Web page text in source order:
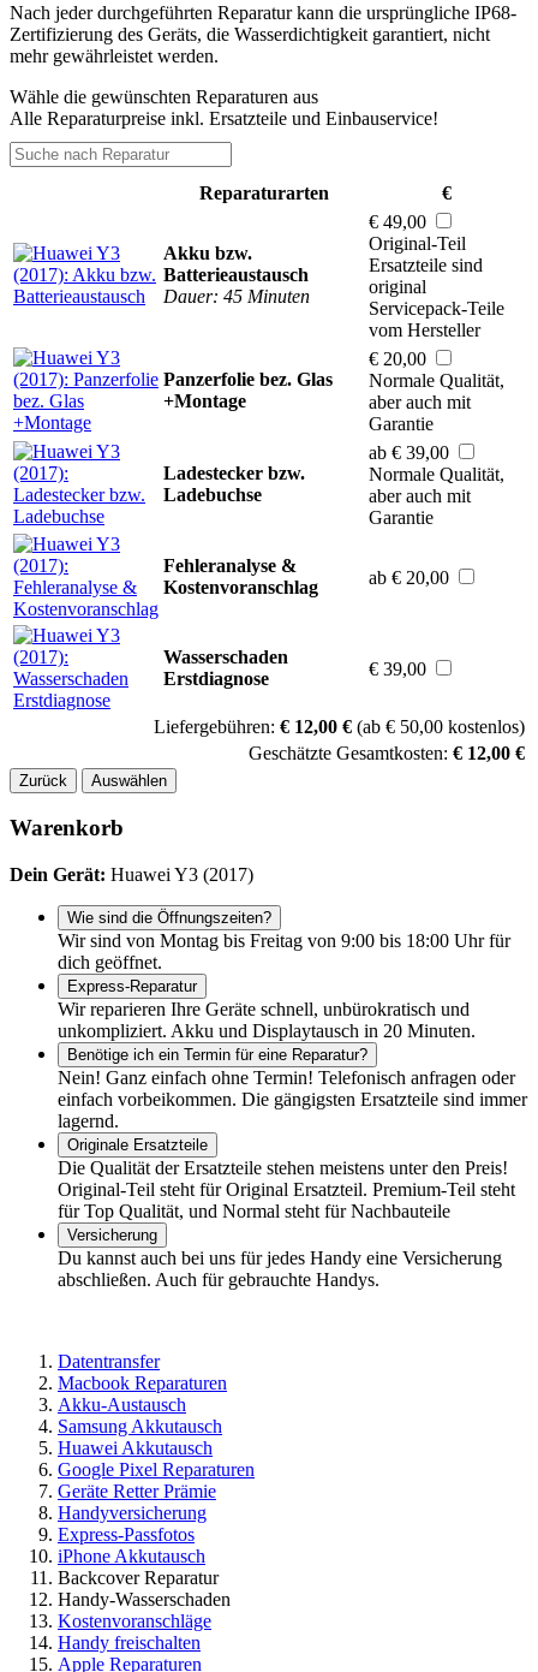
Nach jeder durchgeführten Reparatur kann die ursprüngliche IP68-
Zertifizierung des Geräts, die Wasserdichtigkeit garantiert, nicht
mehr gewährleistet werden.
Wähle die gewünschten Reparaturen aus
Alle Reparaturpreise inkl. Ersatzteile und Einbauservice!
Reparaturarten €
Akku bzw.
Batterieaustausch
Dauer: 45 Minuten
€ 49,00
Original-Teil
Ersatzteile sind
original
Servicepack-Teile
vom Hersteller
Panzerfolie bez. Glas
+Montage
€ 20,00
Normale Qualität,
aber auch mit
Garantie
Ladestecker bzw.
Ladebuchse
ab € 39,00
Normale Qualität,
aber auch mit
Garantie
Fehleranalyse &
Kostenvoranschlag
ab € 20,00
Wasserschaden
Erstdiagnose
€ 39,00
Liefergebühren: € 12,00 € (ab € 50,00 kostenlos)
Geschätzte Gesamtkosten: € 12,00 €
Zurück Auswählen
Warenkorb
Dein Gerät: Huawei Y3 (2017)
Wie sind die Öffnungszeiten?
Wir sind von Montag bis Freitag von 9:00 bis 18:00 Uhr für
dich geöffnet.
Express-Reparatur
Wir reparieren Ihre Geräte schnell, unbürokratisch und
unkompliziert. Akku und Displaytausch in 20 Minuten.
Benötige ich ein Termin für eine Reparatur?
Nein! Ganz einfach ohne Termin! Telefonisch anfragen oder
einfach vorbeikommen. Die gängigsten Ersatzteile sind immer
lagernd.
Originale Ersatzteile
Die Qualität der Ersatzteile stehen meistens unter den Preis!
Original-Teil steht für Original Ersatzteil. Premium-Teil steht
für Top Qualität, und Normal steht für Nachbauteile
Versicherung
Du kannst auch bei uns für jedes Handy eine Versicherung
abschließen. Auch für gebrauchte Handys.
Datentransfer
Macbook Reparaturen
Akku-Austausch
Samsung Akkutausch
Huawei Akkutausch
Google Pixel Reparaturen
Geräte Retter Prämie
Handyversicherung
Express-Passfotos
iPhone Akkutausch
Backcover Reparatur
Handy-Wasserschaden
Kostenvoranschläge
Handy freischalten
Apple Reparaturen